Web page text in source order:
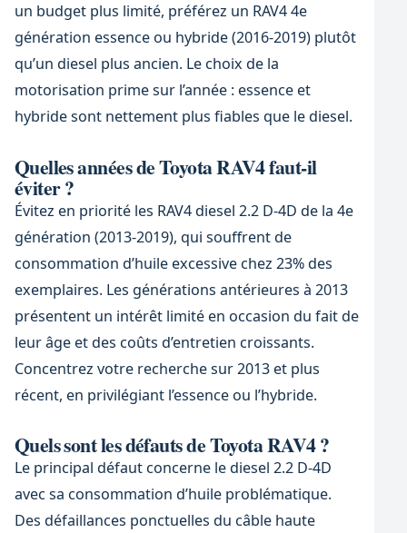
un budget plus limité, préférez un RAV4 4e
génération essence ou hybride (2016-2019) plutôt
qu’un diesel plus ancien. Le choix de la
motorisation prime sur l’année : essence et
hybride sont nettement plus fiables que le diesel.
Quelles années de Toyota RAV4 faut-il
éviter ?
Évitez en priorité les RAV4 diesel 2.2 D-4D de la 4e
génération (2013-2019), qui souffrent de
consommation d’huile excessive chez 23% des
exemplaires. Les générations antérieures à 2013
présentent un intérêt limité en occasion du fait de
leur âge et des coûts d’entretien croissants.
Concentrez votre recherche sur 2013 et plus
récent, en privilégiant l’essence ou l’hybride.
Quels sont les défauts de Toyota RAV4 ?
Le principal défaut concerne le diesel 2.2 D-4D
avec sa consommation d’huile problématique.
Des défaillances ponctuelles du câble haute